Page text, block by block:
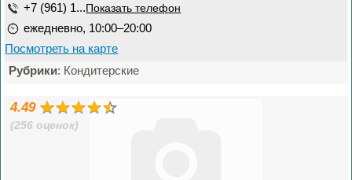
+7 (961) 1... Показать телефон
ежедневно, 10:00–20:00
Посмотреть на карте
Рубрики: Кондитерские
4.49
(256 оценок)